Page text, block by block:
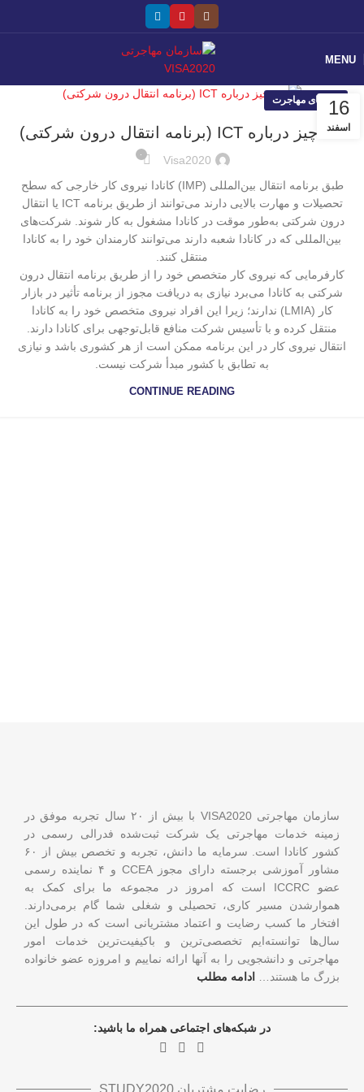
MENU
16
اسفند
راهنمای مهاجرت
همه‌چیز درباره ICT (برنامه انتقال درون شرکتی)
Visa2020 ۰
طبق برنامه انتقال بین‌المللی (IMP) کانادا نیروی کار خارجی که سطح
تحصیلات و مهارت بالایی دارند می‌توانند از طریق برنامه ICT یا انتقال
درون شرکتی به‌طور موقت در کانادا مشغول به کار شوند. شرکت‌های
بین‌المللی که در کانادا شعبه دارند می‌توانند کارمندان خود را به کانادا
منتقل کنند.
کارفرمایی که نیروی کار متخصص خود را از طریق برنامه انتقال درون
شرکتی به کانادا می‌برد نیازی به دریافت مجوز از برنامه تأثیر در بازار
کار (LMIA) ندارند؛ زیرا این افراد نیروی متخصص خود را به کانادا
منتقل کرده و با تأسیس شرکت منافع قابل‌توجهی برای کانادا دارند.
انتقال نیروی کار در این برنامه ممکن است از هر کشوری باشد و نیازی
به تطابق با کشور مبدأ شرکت نیست.
CONTINUE READING
سازمان مهاجرتی VISA2020 با بیش از ۲۰ سال تجربه موفق در
زمینه خدمات مهاجرتی یک شرکت ثبت‌شده فدرالی رسمی در
کشور کانادا است. سرمایه ما دانش، تجربه و تخصص بیش از ۶۰
مشاور آموزشی برجسته دارای مجوز CCEA و ۴ نماینده رسمی
عضو ICCRC است که امروز در مجموعه ما برای کمک به
هموارشدن مسیر کاری، تحصیلی و شغلی شما گام برمی‌دارند.
افتخار ما کسب رضایت و اعتماد مشتریانی است که در طول این
سال‌ها توانسته‌ایم تخصصی‌ترین و باکیفیت‌ترین خدمات امور
مهاجرتی و دانشجویی را به آنها ارائه نماییم و امروزه عضو خانواده
بزرگ ما هستند… ادامه مطلب
در شبکه‌های اجتماعی همراه ما باشید:
رضایت مشتریان STUDY2020